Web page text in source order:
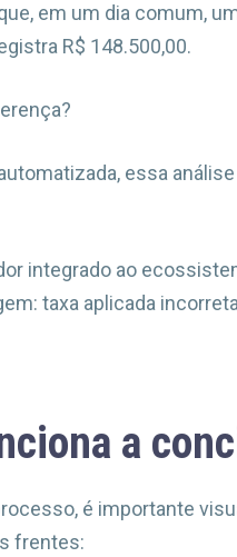
em um dia comum,
R$ 148.500,00.
essa
integrado ao
taxa aplicada
a
é importante
frentes: